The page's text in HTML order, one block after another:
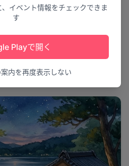
イベント情報をチェックできま
す
Playで開く
内を再度表示しない